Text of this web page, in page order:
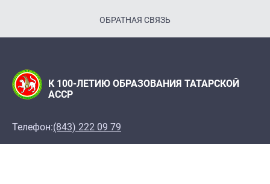
ОБРАТНАЯ СВЯЗЬ
К 100-ЛЕТИЮ ОБРАЗОВАНИЯ ТАТАРСКОЙ
АССР
Телефон:(843) 222 09 79